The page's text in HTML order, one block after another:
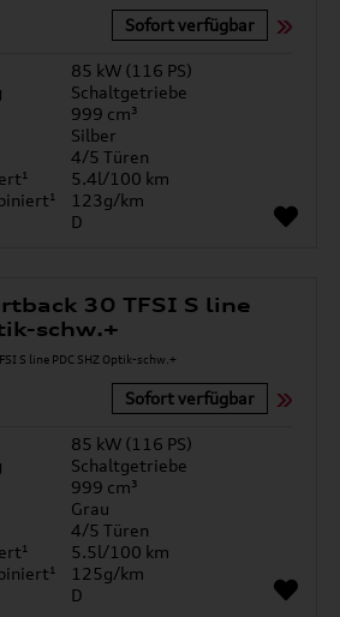
Sofort verfügbar
85 kW (116 PS)
Schaltgetriebe
999 cm³
Silber
4/5 Türen
5.4l/100 km
123g/km
D
30 TFSI S line
schw.+
Sofort verfügbar
85 kW (116 PS)
Schaltgetriebe
999 cm³
Grau
4/5 Türen
5.5l/100 km
125g/km
D